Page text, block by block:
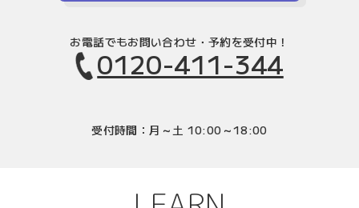
お電話でもお問い合わせ・予約を受付中！
0120-411-344
受付時間：月～土 10:00～18:00